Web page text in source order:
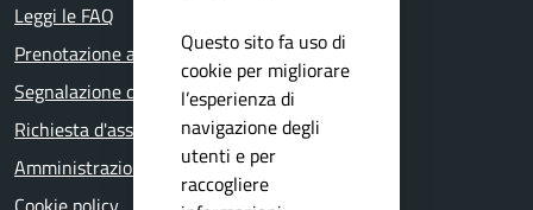
Leggi le FAQ
Prenotazione appuntamento
Segnalazione disservizio
Richiesta d'assistenza
Amministrazione trasparente
Questo sito fa uso di
cookie per migliorare
l’esperienza di
navigazione degli
utenti e per
raccogliere